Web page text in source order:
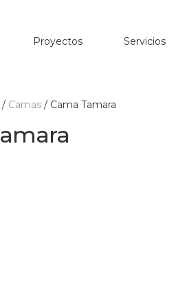
Proyectos Servicios
/ Camas / Cama Tamara